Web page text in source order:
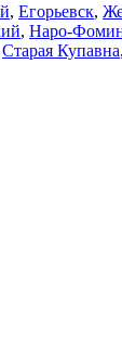
, Егорьевск,
, Наро-
Старая Купавна,